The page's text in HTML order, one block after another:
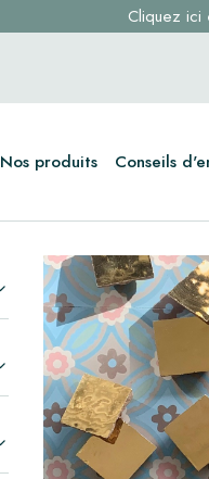
Cliquez
Nos produits Conseils